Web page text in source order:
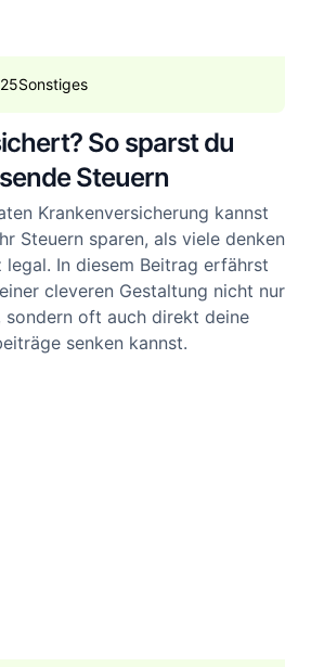
Sonstiges
So sparst du
Steuern
Krankenversicherung kannst
Steuern sparen, als viele denken
legal. In diesem Beitrag erfährst
cleveren Gestaltung nicht nur
sondern oft auch direkt deine
senken kannst.